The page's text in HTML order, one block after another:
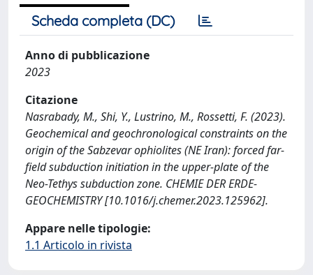
Scheda completa (DC)
Anno di pubblicazione
2023
Citazione
Nasrabady, M., Shi, Y., Lustrino, M., Rossetti, F. (2023).
Geochemical and geochronological constraints on the
origin of the Sabzevar ophiolites (NE Iran): forced far-
field subduction initiation in the upper-plate of the
Neo-Tethys subduction zone. CHEMIE DER ERDE-
GEOCHEMISTRY [10.1016/j.chemer.2023.125962].
Appare nelle tipologie:
1.1 Articolo in rivista